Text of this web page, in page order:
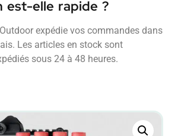
est-elle rapide ?
expédie vos commandes dans
Les articles en stock sont
sous 24 à 48 heures.